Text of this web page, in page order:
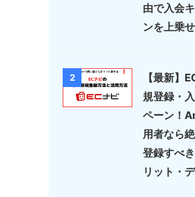
由で入会
ンを上乗せ
2
【最新】
規登録・
ペーン！
用者なら
登録すべ
リット・